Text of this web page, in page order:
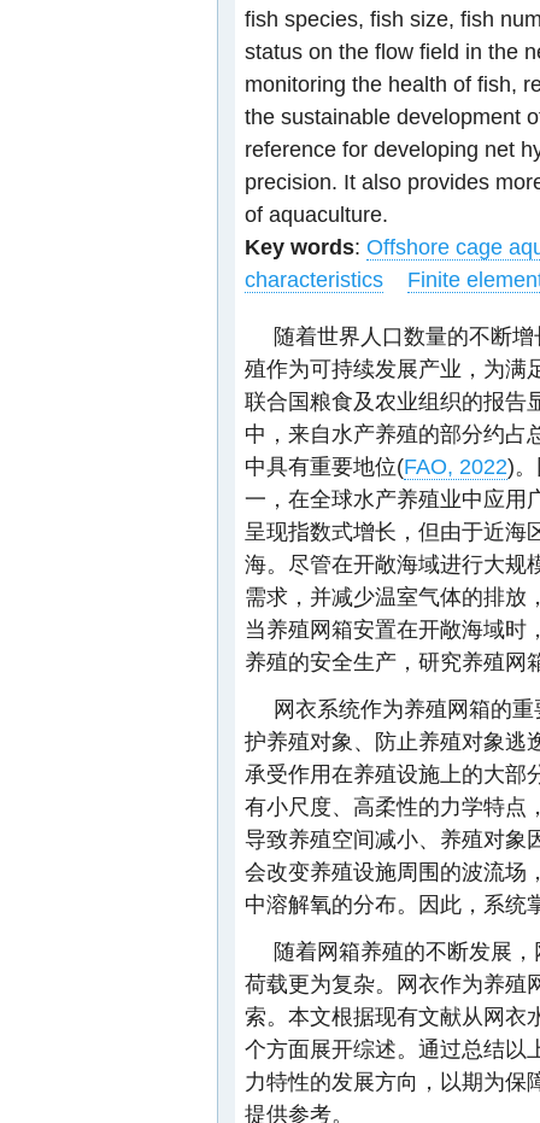
fish species, fish size, fish
status on the flow field in the
monitoring the health of fish,
the sustainable development
reference for developing net
precision. It also provides
of aquaculture.
Key words: Offshore cage
characteristics
Finite
随着世界人口数量的不断
殖作为可持续发展产业，为满
联合国粮食及农业组织的报告
中，来自水产养殖的部分约占
中具有重要地位(FAO, 2022)
一，在全球水产养殖业中应用
呈现指数式增长，但由于近海
海。尽管在开敞海域进行大规
需求，并减少温室气体的排放
当养殖网箱安置在开敞海域时
养殖的安全生产，研究养殖网
网衣系统作为养殖网箱的
护养殖对象、防止养殖对象逃
承受作用在养殖设施上的大部
有小尺度、高柔性的力学特点
导致养殖空间减小、养殖对象
会改变养殖设施周围的波流场
中溶解氧的分布。因此，系统
随着网箱养殖的不断发展
荷载更为复杂。网衣作为养殖
索。本文根据现有文献从网衣
个方面展开综述。通过总结以
力特性的发展方向，以期为保
提供参考。